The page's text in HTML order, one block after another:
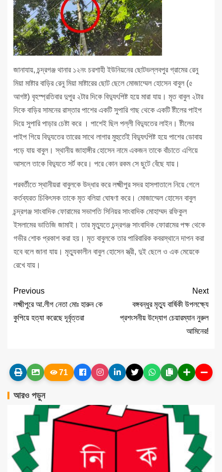
জানাযায়, চন্দ্রগঞ্জ থানার ১২নং চরশাহী ইউনিয়নের ছোটভল্লবপুর গ্রামের রেনু
মিয়া মাষ্টার বাড়ির রেনু মিয়া মাষ্টারের ছোট ছেলে মোজাম্মেল হোসেন বাবুল (৫
আগষ্ট) বৃহস্প্রতিবার দুপুর ২টার দিকে বিদ্যুৎপিষ্ট হয়ে মারা যায়। মৃত বাবুল ২টার
দিকে বাড়ির সামনের রাস্তার পাশের একটি সুপারি গাছ থেকে একটি ষ্টীলের পাইপ
দিয়ে সুপারি পাড়ার চেষ্টা করে । পাশেই ছিল পল্লী বিদ্যুতের লাইন। ষ্টীলের
পাইপ গিয়ে বিদ্যুতের তারের সাথে লাগার মুহুর্তেই বিদ্যুৎপিষ্ট হয়ে পাশের ডোবায়
পড়ে যায় বাবুল। স্থানীয় জাহাঙ্গীর হোসেন নামে একজন তাকে বাঁচাতে এগিয়ে
আসলে তাকে বিদ্যুতে সর্ট করে। পরে কোন রকম সে ছুটে বেঁছে যায়।
পরবর্তীতে স্থানীয়রা বাবুলকে উদ্ধার করে লক্ষ্মীপুর সদর হাসপাতালে নিয়ে গেলে
কর্তব্যরত চিকিৎসক তাকে মৃত বলিয়া ঘোষণা করে। মোজাম্মেল হোসেন বাবুল
চন্দ্রগঞ্জ সাংবাদিক ফোরামের সভাপতি সিনিয়র সাংবাদিক মোহাম্মদ রফিকুল
ইসলামের ভাতিজি জামাই। তার মৃত্যুতে চন্দ্রগঞ্জ সাংবাদিক ফোরামের পক্ষ থেকে
গভীর শোক প্রকাশ করা হয়। মৃত বাবুলকে তার পারিবারিক কবরস্থানে দাপন করা
হবে বলে জানা যায়। মৃত্যুকালীন বাবুল হোসেন স্ত্রী, দুই ছেলে ও এক মেয়েকে
রেখে যায়।
Previous
লক্ষ্মীপুরে আ.লীগ নেতা মোঃ হারুন কে
কুপিয়ে হত্যা করেছে দূর্বৃত্তরা
Next
বঙ্গবন্ধুর মৃত্যু বার্ষিকী উপলক্ষ্যে
প্রশংসনীয় উদ্যোগ চেয়ারম্যান নুরুল
আমিনের!
71
আরও পড়ুন